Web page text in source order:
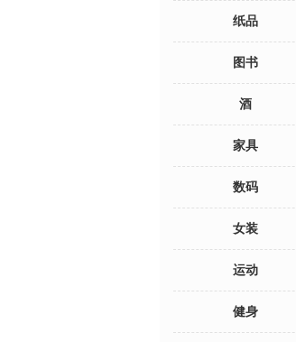
纸品
图书
酒
家具
数码
女装
运动
健身